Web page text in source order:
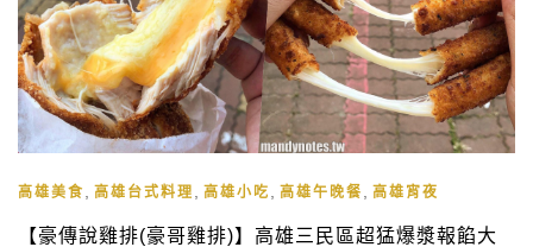
高雄美食 高雄台式料理 高雄小吃 高雄午晚餐 高雄宵夜
【豪傳說雞排(豪哥雞排)】高雄三民區超猛爆漿報餡大